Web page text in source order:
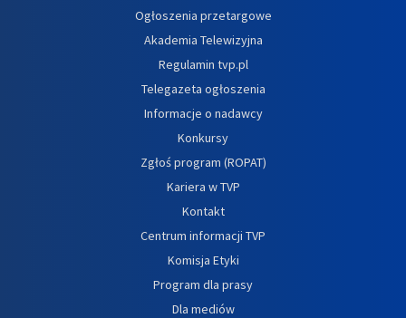
Ogłoszenia przetargowe
Akademia Telewizyjna
Regulamin tvp.pl
Telegazeta ogłoszenia
Informacje o nadawcy
Konkursy
Zgłoś program (ROPAT)
Kariera w TVP
Kontakt
Centrum informacji TVP
Komisja Etyki
Program dla prasy
Dla mediów